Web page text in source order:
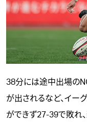
38分には途中出場の
が出されるなど、イー
ができず27-39で敗れ